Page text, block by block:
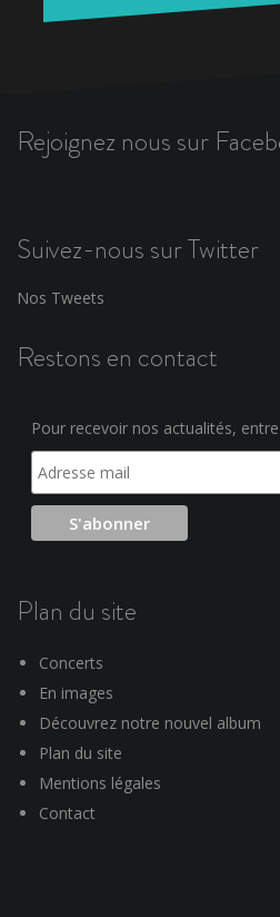
Rejoignez nous sur
Suivez-nous sur Twitter
Nos Tweets
Restons en contact
Pour recevoir nos actualités,
Plan du site
Concerts
En images
Découvrez notre nouvel album
Plan du site
Mentions légales
Contact